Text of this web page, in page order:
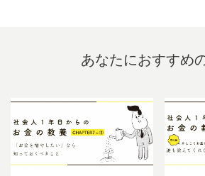
あなたにおすすめ